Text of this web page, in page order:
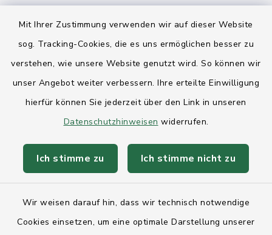
Mit Ihrer Zustimmung verwenden wir auf dieser Website
sog. Tracking-Cookies, die es uns ermöglichen besser zu
verstehen, wie unsere Website genutzt wird. So können wir
unser Angebot weiter verbessern. Ihre erteilte Einwilligung
hierfür können Sie jederzeit über den Link in unseren
Datenschutzhinweisen widerrufen.
Ich stimme zu Ich stimme nicht zu
Wir weisen darauf hin, dass wir technisch notwendige
Cookies einsetzen, um eine optimale Darstellung unserer
Ihre Behördennummer 115
Landesregierung Schleswig-Holstein
Kreis Rendsburg-Eckernförde
AktivRegion Mittelholstein
Anfahrt